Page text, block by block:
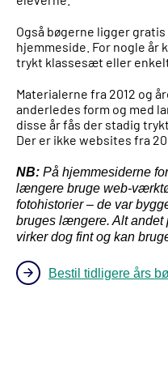
Også bøgerne ligger
hjemmeside. For nogle år
trykt klassesæt eller
Materialerne fra 2012 og
anderledes form og med
disse år fås der stadig
Der er ikke websites fra
NB: På hjemmesiderne
længere bruge web-
fotohistorier – de var
bruges længere. Alt andet
virker dog fint og kan
Bestil tidligere års